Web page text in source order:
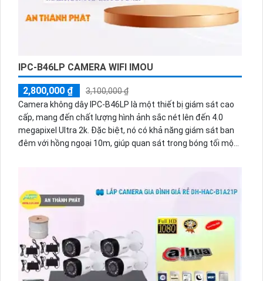
IPC-B46LP CAMERA WIFI IMOU
2,800,000 ₫
3,100,000 ₫
Camera không dây IPC-B46LP là một thiết bị giám sát cao
cấp, mang đến chất lượng hình ảnh sắc nét lên đến 4.0
megapixel Ultra 2k. Đặc biệt, nó có khả năng giám sát ban
đêm với hồng ngoại 10m, giúp quan sát trong bóng tối một
trở nên dễ dàng. Hơn nữa, nó còn tích hợp khả năng báo
động chống trộm PIR, đảm bảo hiệu quả giám sát mọi lúc.